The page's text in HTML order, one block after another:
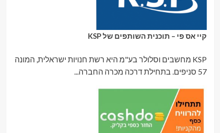
קיי אס פי – תוכנית השותפים של KSP
KSP מחשבים וסלולר בע"מ היא רשת חנויות ישראלית, המונה
57 סניפים. בתחילת דרכה מכרה החברה...